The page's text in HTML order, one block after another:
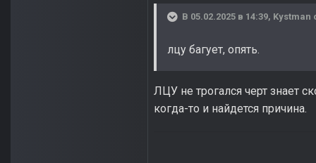
В 05.02.2025 в 14:39, Kystman
лцу багует, опять.
ЛЦУ не трогался черт знает
когда-то и найдется причина.